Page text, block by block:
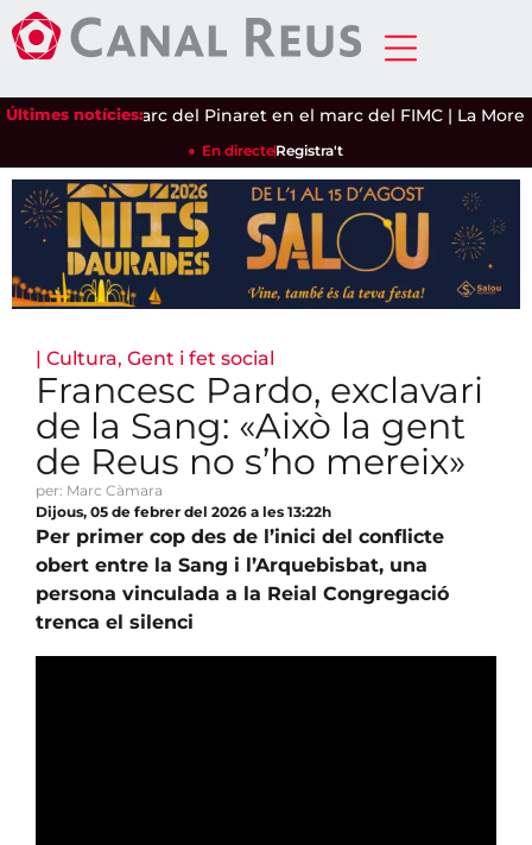
Últimes notícies:
omple el parc del Pinaret en el marc del FIMC|La Morera i
En directeRegistra't
| Cultura, Gent i fet social
Francesc Pardo, exclavari
de la Sang: «Això la gent
de Reus no s’ho mereix»
per: Marc Càmara
Dijous, 05 de febrer del 2026 a les 13:22h
Per primer cop des de l’inici del conflicte
obert entre la Sang i l’Arquebisbat, una
persona vinculada a la Reial Congregació
trenca el silenci